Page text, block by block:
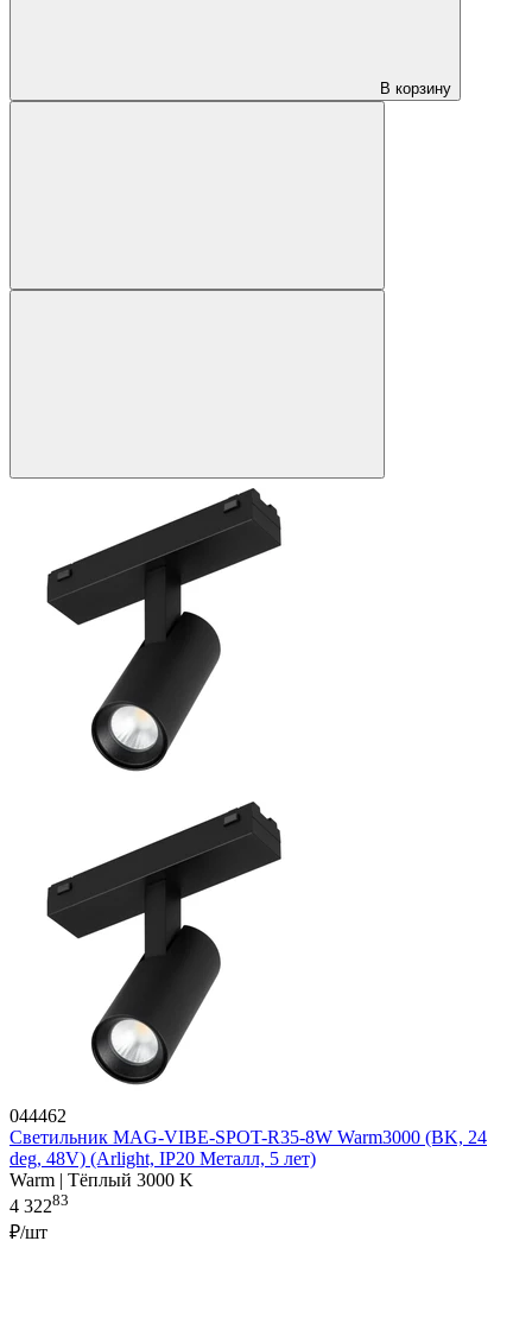
В корзину
044462
Светильник MAG-VIBE-SPOT-R35-8W Warm3000 (BK, 24
deg, 48V) (Arlight, IP20 Металл, 5 лет)
Warm | Тёплый 3000 K
4 32283
₽/шт